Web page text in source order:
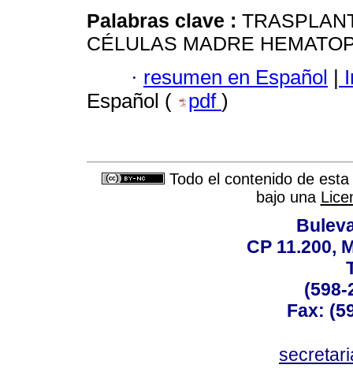
Palabras clave :
CÉLULAS MADRE
· resumen en Español |
Español (
pdf )
Todo el contenido de
bajo una
CP 11.200,
(598-
Fax: